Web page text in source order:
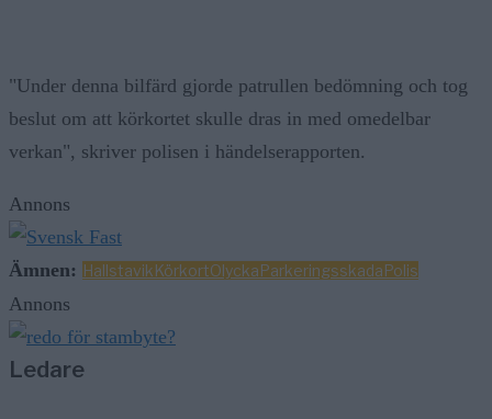
"Under denna bilfärd gjorde patrullen bedömning och tog
beslut om att körkortet skulle dras in med omedelbar
verkan", skriver polisen i händelserapporten.
Annons
Ämnen: HallstavikKörkortOlyckaParkeringsskadaPolis
Annons
Ledare